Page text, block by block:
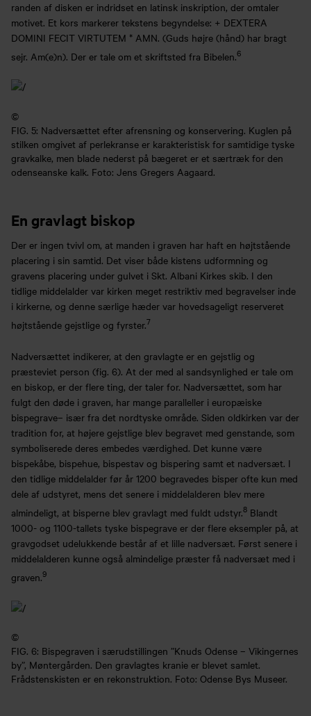
randen af disken er indridset en latinsk inskription, der omtaler
motivet. Et kors markerer tekstens begyndelse: + DEXTERA
DOMINI FECIT VIRTUTEM * AMN. (Guds højre (hånd) har bragt
sejr. Am(e)n). Der er tale om et skriftsted fra Bibelen.6
©
FIG. 5: Nadversættet efter afrensning og konservering. Kuglen på
stilken omgivet af perlekranse er karakteristisk for samtidige tyske
gravkalke, men blade nederst på bægeret er et særtræk for den
odenseanske kalk. Foto: Jens Gregers Aagaard.
En gravlagt biskop
Der er ingen tvivl om, at manden i graven har haft en højtstående
placering i sin samtid. Det viser både kistens udformning og
gravens placering under gulvet i Skt. Albani Kirkes skib. I den
tidlige middelalder var kirken meget restriktiv med begravelser inde
i kirkerne, og denne særlige hæder var hovedsageligt reserveret
højtstående gejstlige og fyrster.7
Nadversættet indikerer, at den gravlagte er en gejstlig og
præsteviet person (fig. 6). At der med al sandsynlighed er tale om
en biskop, er der flere ting, der taler for. Nadversættet, som har
fulgt den døde i graven, har mange paralleller i europæiske
bispegrave– især fra det nordtyske område. Siden oldkirken var der
tradition for, at højere gejstlige blev begravet med genstande, som
symboliserede deres embedes værdighed. Det kunne være
bispekåbe, bispehue, bispestav og bispering samt et nadversæt. I
den tidlige middelalder før år 1200 begravedes bisper ofte kun med
dele af udstyret, mens det senere i middelalderen blev mere
almindeligt, at bisperne blev gravlagt med fuldt udstyr.8 Blandt
1000- og 1100-tallets tyske bispegrave er der flere eksempler på, at
gravgodset udelukkende består af et lille nadversæt. Først senere i
middelalderen kunne også almindelige præster få nadversæt med i
graven.9
©
FIG. 6: Bispegraven i særudstillingen ”Knuds Odense – Vikingernes
by”, Møntergården. Den gravlagtes kranie er blevet samlet.
Frådstenskisten er en rekonstruktion. Foto: Odense Bys Museer.